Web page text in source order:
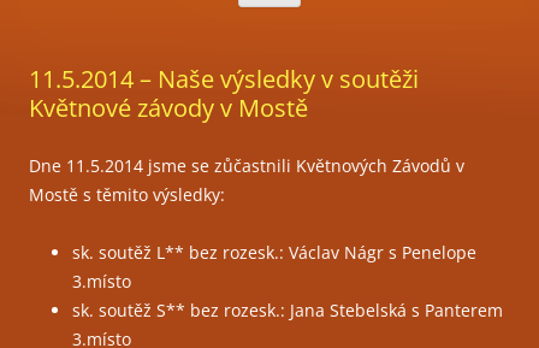
11.5.2014 – Naše výsledky v soutěži
Květnové závody v Mostě
Dne 11.5.2014 jsme se zůčastnili Květnových Závodů v
Mostě s těmito výsledky:
sk. soutěž L** bez rozesk.: Václav Nágr s Penelope
3.místo
sk. soutěž S** bez rozesk.: Jana Stebelská s Panterem
3.místo